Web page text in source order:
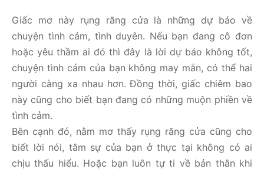
Giấc mơ này rụng răng cửa là những dự báo về
chuyện tình cảm, tình duyên. Nếu bạn đang cô đơn
hoặc yêu thầm ai đó thì đây là lời dự báo không tốt,
chuyện tình cảm của bạn không may mắn, có thể hai
người càng xa nhau hơn. Đồng thời, giấc chiêm bao
này cũng cho biết bạn đang có những muộn phiền về
tình cảm.
Bên cạnh đó, nằm mơ thấy rụng răng cửa cũng cho
biết lời nói, tâm sự của bạn ở thực tại không có ai
chịu thấu hiểu. Hoặc bạn luôn tự ti về bản thân khi